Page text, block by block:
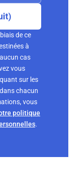
de ce
à
cas
vous
sur les
chacun
vous
politique
.